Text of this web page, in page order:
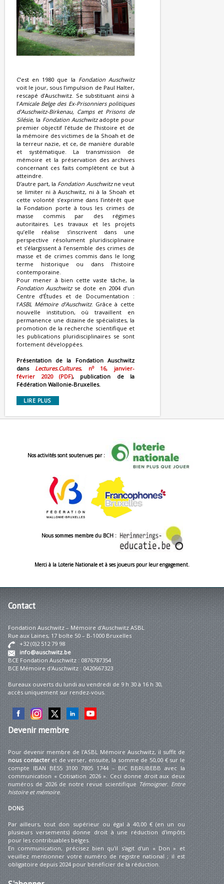
C’est en 1980 que la Fondation Auschwitz
voit le jour, sous l’impulsion de Paul Halter,
rescapé d’Auschwitz. Se substituant ainsi à
l’Amicale Belge des Ex-Prisonniers politiques
d’Auschwitz-Birkenau, Camps et Prisons de
Silésie, la Fondation Auschwitzadopte pour
premier objectif l’étude de l’histoire et de
la mémoire des victimes de la Shoah et de
la terreur nazie, et ce, de manière durable
et systématique. La transmission de
mémoire et la préservation des archives
concernant ces faits complètent ce but à
atteindre.
D’autre part, la Fondation Auschwitzne veut
se limiter ni à Auschwitz, ni à la Shoah et
cette volonté s’exprime dans l’intérêt que
la Fondation porte à tous les crimes de
masse commis par des régimes
autoritaires. Les travaux et les projets
qu’elle réalise s’inscrivent dans une
perspective résolument pluridisciplinaire
et s’élargissent à l’ensemble des crimes de
masse et de crimes commis dans le long
terme historique ou dans l’histoire
contemporaine.
Pour mener à bien cette vaste tâche, la
Fondation Auschwitzse dote en 2004 d’un
Centre d’Études et de Documentation :
l’ASBL Mémoire d’Auschwitz. Grâce à cette
nouvelle institution, où travaillent en
permanence une dizaine de spécialistes, la
promotion de la recherche scientifique et
les publications pluridisciplinaires se sont
fortement développées.
Présentation de la Fondation Auschwitz
dans Lectures.Cultures, no16, janvier-
février 2020 (PDF), publication de la
Fédération Wallonie-Bruxelles.
LIRE PLUS
Nos activités sont soutenues par :
Nous sommes membre du BCH :
Merci à la Loterie Nationale et à ses joueurs pour leur engagement.
Contact
Fondation Auschwitz – Mémoire d'Auschwitz ASBL
Rue aux Laines, 17 boîte 50 – B-1000 Bruxelles
+32 (0)2 512 79 98
info@auschwitz.be
BCE Fondation Auschwitz : 0876787354
BCE Mémoire d'Auschwitz : 0420667323
Bureaux ouverts du lundi au vendredi de 9 h 30 à 16 h 30,
accès uniquement sur rendez-vous.
Devenirmembre
Pour devenir membre de l'ASBL Mémoire Auschwitz, il suffit de
nous contacteret de verser, ensuite, la somme de 50,00 € sur le
compte IBAN BE55 3100 7805 1744 – BIC BBRUBEBB avec la
communication « Cotisation 2026 ». Ceci donne droit aux deux
numéros de 2026 de notre revue scientifique Témoigner. Entre
histoire et mémoire.
DONS
Par ailleurs, tout don supérieur ou égal à 40,00 € (en un ou
plusieurs versements) donne droit à une réduction d'impôts
pour les contribuables belges.
En communication, précisez bien qu'il s'agit d'un « Don » et
veuillez mentionner votre numéro de registre national ; il est
obligatoire depuis 2024 pour bénéficier de la réduction.